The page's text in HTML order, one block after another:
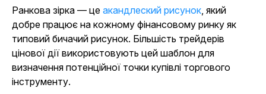
Ранкова зірка — це акандлеский рисунок, який
добре працює на кожному фінансовому ринку як
типовий бичачий рисунок. Більшість трейдерів
цінової дії використовують цей шаблон для
визначення потенційної точки купівлі торгового
інструменту.